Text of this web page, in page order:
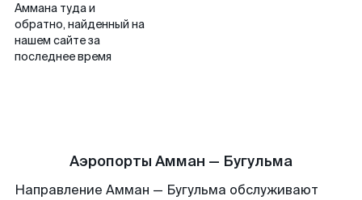
Аммана туда и
обратно, найденный на
нашем сайте за
последнее время
Аэропорты Амман — Бугульма
Направление Амман — Бугульма обслуживают